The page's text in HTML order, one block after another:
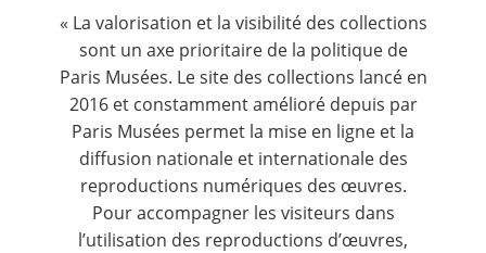
« La valorisation et la visibilité des collections
sont un axe prioritaire de la politique de
Paris Musées. Le site des collections lancé en
2016 et constamment amélioré depuis par
Paris Musées permet la mise en ligne et la
diffusion nationale et internationale des
reproductions numériques des œuvres.
Pour accompagner les visiteurs dans
l’utilisation des reproductions d’œuvres,